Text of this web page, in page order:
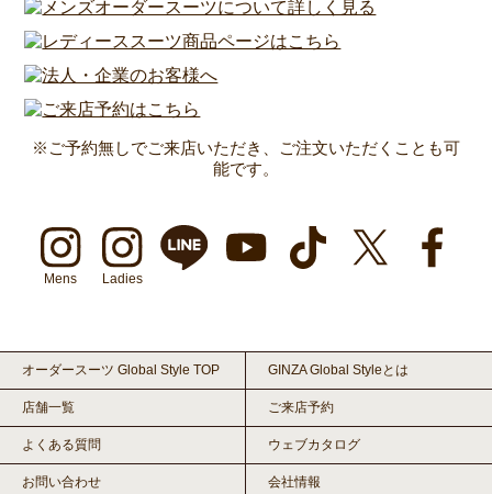
※ご予約無しでご来店いただき、ご注文いただくことも可
能です。
Mens Ladies
オーダースーツ Global Style TOP GINZA Global Styleとは
店舗一覧 ご来店予約
よくある質問 ウェブカタログ
お問い合わせ 会社情報